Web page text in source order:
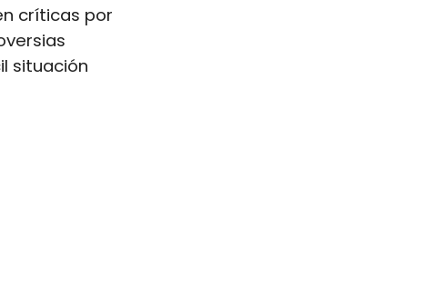
críticas por
situación